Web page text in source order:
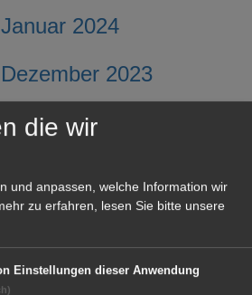
2024
2023
2023
2023
2023
August 2023
die wir
und anpassen, welche Information wir
zu erfahren, lesen Sie bitte unsere
Einstellungen dieser Anwendung